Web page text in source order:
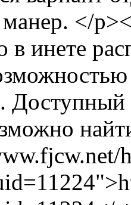
</
в инете